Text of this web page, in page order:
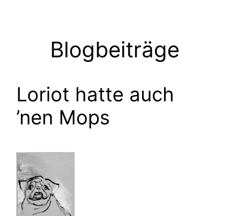
Blogbeiträge
Loriot hatte auch
’nen Mops